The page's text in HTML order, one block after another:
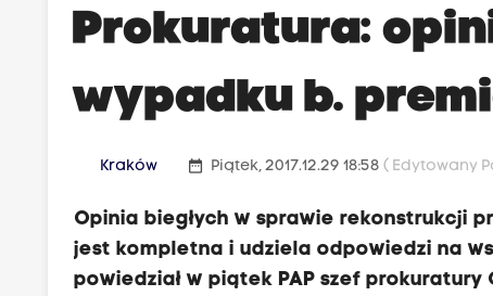
Prokuratura:
wypadku b.
Kraków date_range Piątek, 2017.12.29 18:58( Edytowany
Opinia biegłych w sprawie rekonstrukcji
jest kompletna i udziela odpowiedzi na
powiedział w piątek PAP szef prokuratury